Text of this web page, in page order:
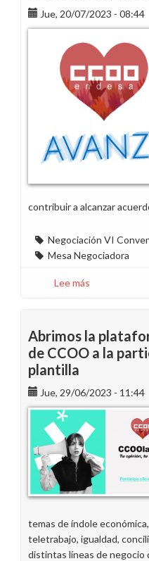
Jue, 20/07/2023 - 08:44
contribuir a alcanzar
Negociación VI
Mesa Negociadora
Lee más
reunión
del
de
julio
de
la
Comisión
Negociadora
del
VI
de
Endesa
Abrimos la
de CCOO a la
plantilla
Jue, 29/06/2023 - 11:44
temas de índole
teletrabajo, igualdad,
distintas líneas de negocio